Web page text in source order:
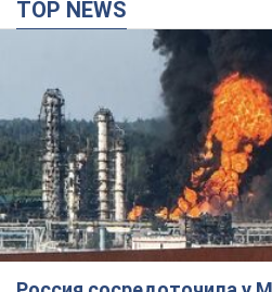
Президент заявил, что даже
противовоздушной обороны РФ не
4 часа назад 37,7 т.
Украина приобрела у
ракет и многое другое
США обнародовали
Госдеп уже проинформировал об